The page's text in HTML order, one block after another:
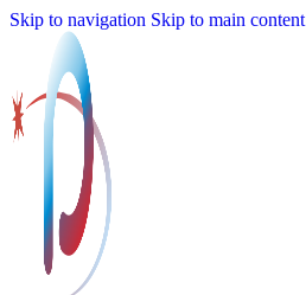
Skip to navigation Skip to main content